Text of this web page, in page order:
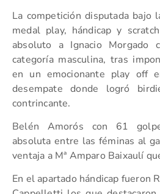
La competición disputada bajo
medal play, hándicap y
absoluto a Ignacio
categoría masculina, tras
en un emocionante play off
desempate donde logró
contrincante.
Belén Amorós con 61
absoluta entre las féminas al
ventaja a Mª Amparo Baixaulí
En el apartado hándicap fueron